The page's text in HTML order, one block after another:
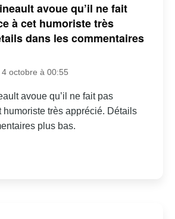
avoue qu’il ne fait
à cet humoriste très
dans les commentaires
octobre à 00:55
avoue qu’il ne fait pas
humoriste très apprécié. Détails
plus bas.